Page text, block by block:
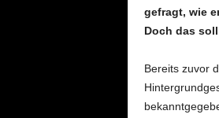
gefragt, wie
Doch das
Bereits zuvor